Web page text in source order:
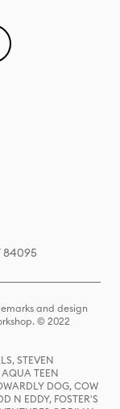
84095
and design
© 2022
STEVEN
AQUA TEEN
DOG, COW
N EDDY, FOSTER'S